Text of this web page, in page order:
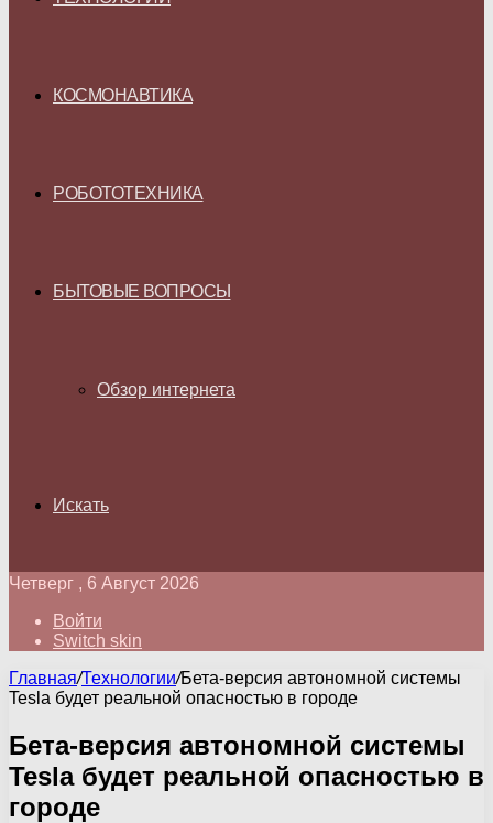
КОСМОНАВТИКА
РОБОТОТЕХНИКА
БЫТОВЫЕ ВОПРОСЫ
Обзор интернета
Искать
Четверг , 6 Август 2026
Войти
Switch skin
Главная/Технологии/Бета-версия автономной системы
Tesla будет реальной опасностью в городе
Бета-версия автономной системы
Tesla будет реальной опасностью в
городе